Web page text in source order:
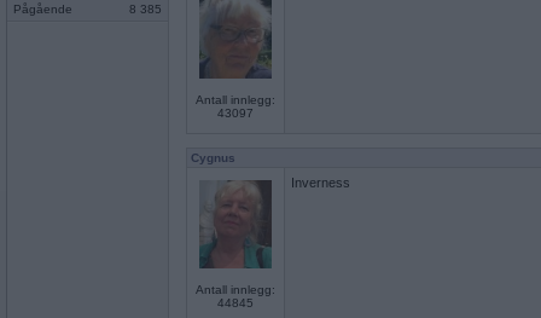
Pågående 8 385
Antall innlegg:
43097
Cygnus
Antall innlegg:
44845
Inverness